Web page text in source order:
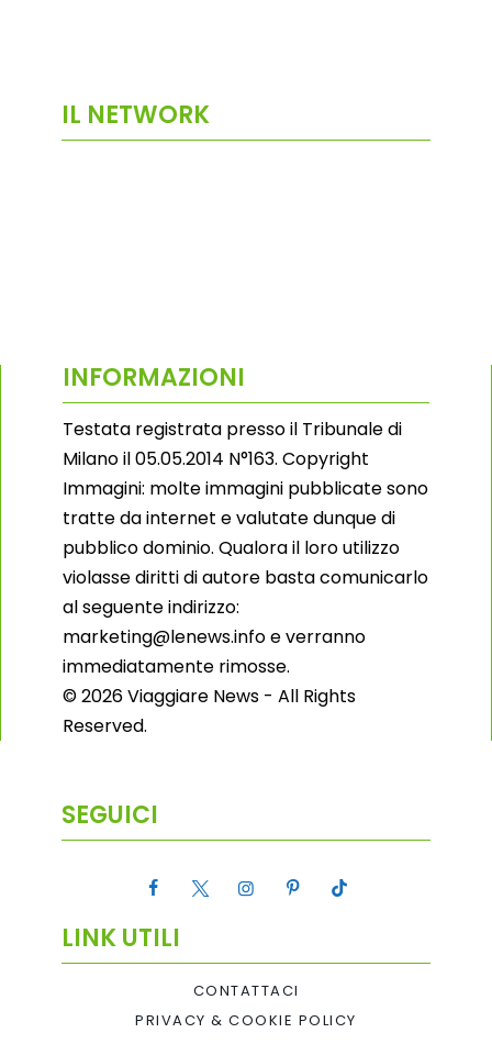
IL NETWORK
INFORMAZIONI
Testata registrata presso il Tribunale di
Milano il 05.05.2014 N°163. Copyright
Immagini: molte immagini pubblicate sono
tratte da internet e valutate dunque di
pubblico dominio. Qualora il loro utilizzo
violasse diritti di autore basta comunicarlo
al seguente indirizzo:
marketing@lenews.info e verranno
immediatamente rimosse.
© 2026 Viaggiare News - All Rights
Reserved.
SEGUICI
LINK UTILI
CONTATTACI
PRIVACY & COOKIE POLICY